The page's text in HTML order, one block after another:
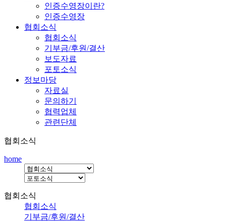
인증수영장이란?
인증수영장
협회소식
협회소식
기부금/후원/결산
보도자료
포토소식
정보마당
자료실
문의하기
협력업체
관련단체
협회소식
home
협회소식
협회소식
기부금/후원/결산